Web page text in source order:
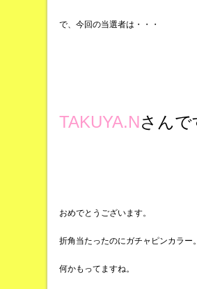
で、今回の当選者は・・・
TAKUYA.Nさん
おめでとうございます。
折角当たったのにガチャピンカラー
何かもってますね。